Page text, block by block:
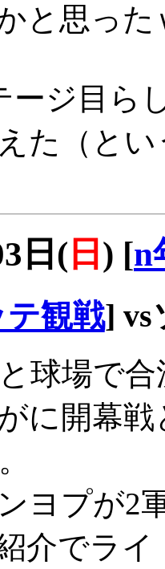
と思った
ージ目ら
た（と
日( 日 ) [n
観戦] vs
球場で合
に開幕
ヨプが2
介でラ